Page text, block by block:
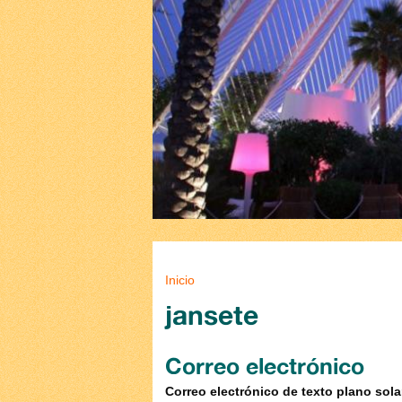
Se encuentra usted
Inicio
jansete
Correo electrónico
Correo electrónico de texto plano